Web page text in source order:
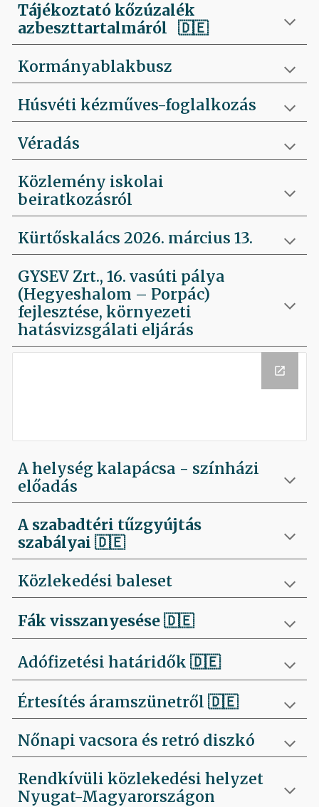
Tájékoztató kőzúzalék
azbeszttartalmáról 🇩🇪
Kormányablakbusz
Húsvéti kézműves-foglalkozás
Véradás
Közlemény iskolai
beiratkozásról
Kürtőskalács 2026. március 13.
GYSEV Zrt., 16. vasúti pálya
(Hegyeshalom – Porpác)
fejlesztése, környezeti
hatásvizsgálati eljárás
A helység kalapácsa - színházi
előadás
A szabadtéri tűzgyújtás
szabályai🇩🇪
Közlekedési baleset
Fák visszanyesése🇩🇪
Adófizetési határidők 🇩🇪
Értesítés áramszünetről 🇩🇪
Nőnapi vacsora és retró diszkó
Rendkívüli közlekedési helyzet
Nyugat-Magyarországon